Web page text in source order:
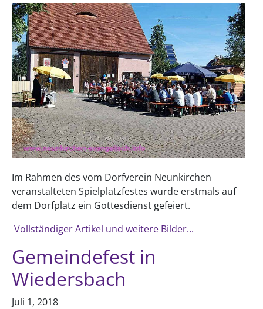
Im Rahmen des vom Dorfverein Neunkirchen
veranstalteten Spielplatzfestes wurde erstmals auf
dem Dorfplatz ein Gottesdienst gefeiert.
Vollständiger Artikel und weitere Bilder...
Gemeindefest in
Wiedersbach
Juli 1, 2018